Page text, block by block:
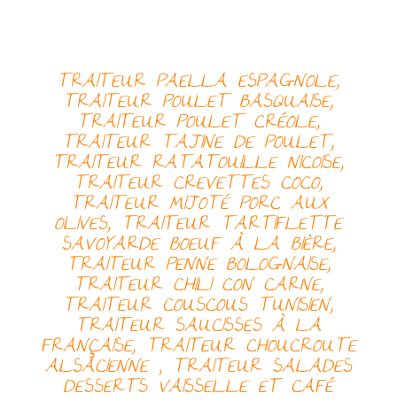
TRAITEUR PAELLA ESPAGNOLE,
TRAITEURPOULET BASQUAISE,
TRAITEURPOULET CRÉOLE,
TRAITEURTAJINE DE POULET,
TRAITEUR RATATOUILLE NICOISE,
TRAITEUR CREVETTES COCO,
TRAITEURMIJOTÉ PORC AUX
OLIVES, TRAITEUR TARTIFLETTE
SAVOYARDE BOEUF À LA BIÈRE,
TRAITEURPENNE BOLOGNAISE,
TRAITEUR CHILI CON CARNE,
TRAITEURCOUSCOUS TUNISIEN,
TRAITEURSAUCISSES À LA
FRANÇAISE, TRAITEUR CHOUCROUTE
ALSACIENNE, TRAITEURSALADES
DESSERTS VAISSELLE ET CAFÉ